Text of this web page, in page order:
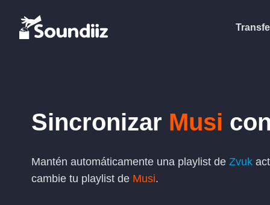
Sincronizar Musi
Mantén automáticamente una playlist de Zvuk
cambie tu playlist de Musi.